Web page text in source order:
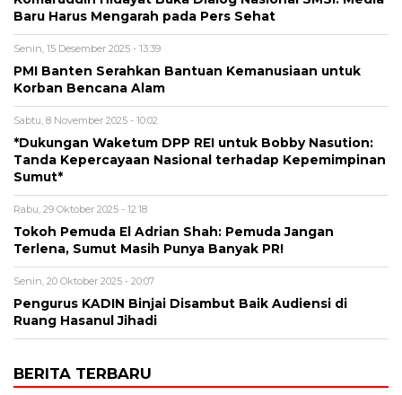
Baru Harus Mengarah pada Pers Sehat
Senin, 15 Desember 2025 - 13:39
PMI Banten Serahkan Bantuan Kemanusiaan untuk
Korban Bencana Alam
Sabtu, 8 November 2025 - 10:02
*Dukungan Waketum DPP REI untuk Bobby Nasution:
Tanda Kepercayaan Nasional terhadap Kepemimpinan
Sumut*
Rabu, 29 Oktober 2025 - 12:18
Tokoh Pemuda El Adrian Shah: Pemuda Jangan
Terlena, Sumut Masih Punya Banyak PR!
Senin, 20 Oktober 2025 - 20:07
Pengurus KADIN Binjai Disambut Baik Audiensi di
Ruang Hasanul Jihadi
BERITA TERBARU